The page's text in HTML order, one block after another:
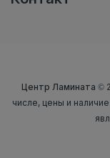
Центр Ламината ©
числе, цены и